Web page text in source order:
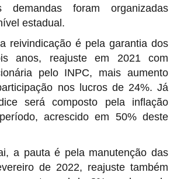
foram organizadas
estadual.
reivindicação é pela garantia dos
anos, reajuste em 2021com
pelo INPC, mais aumento
nos lucros de 24%. Já
será composto pela inflação
acrescido em 50% deste
a pauta é pela manutenção das
de 2022, reajuste também